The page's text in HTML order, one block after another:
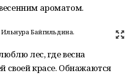
ароматом.
Байгильдина.
лес, где весна
своей красе. Обнажаются